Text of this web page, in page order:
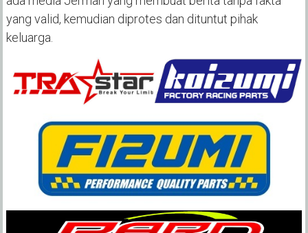
yang valid, kemudian diprotes dan dituntut pihak
keluarga.